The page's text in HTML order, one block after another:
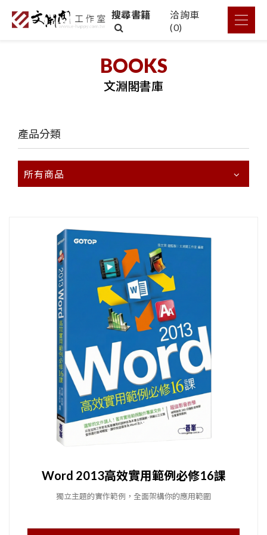
搜尋書籍
洽詢車
(0)
BOOKS
文淵閣書庫
產品分類
所有商品
Word 2013高效實用範例必修16課
獨立主題的實作範例，全面架構你的應用範圍